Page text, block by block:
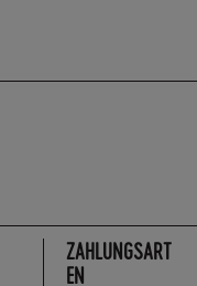
ZAHLUNGSART
EN